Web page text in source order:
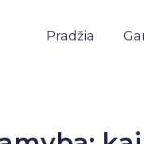
Pradžia